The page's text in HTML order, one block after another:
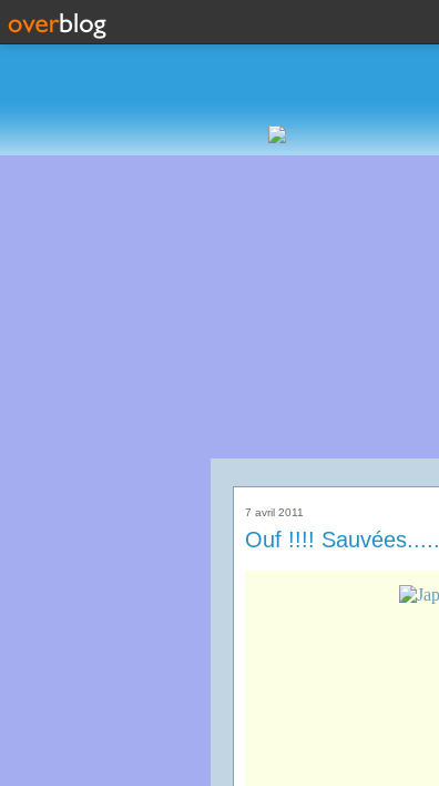
7 avril 2011
Ouf !!!! Sauvées.....